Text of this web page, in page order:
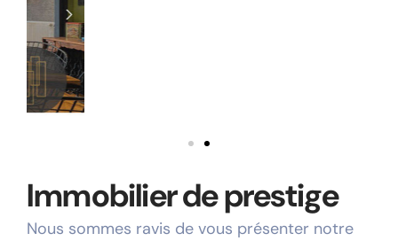
Immobilier de prestige
Nous sommes ravis de vous présenter notre